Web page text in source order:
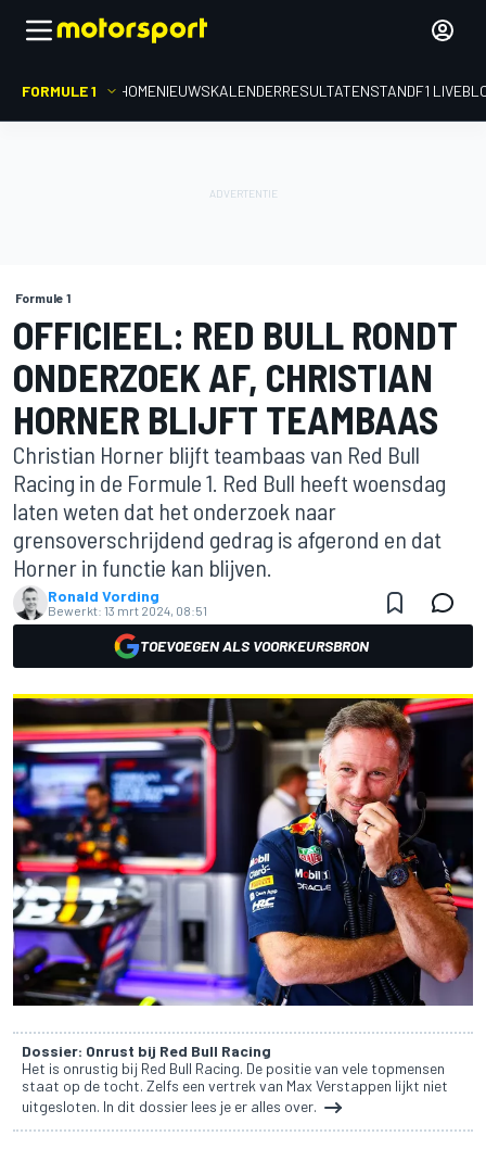
FORMULE 1 HOMENIEUWSKALENDERRESULTATENSTANDF1
Formule 1
OFFICIEEL: RED BULL RONDT
ONDERZOEK AF, CHRISTIAN
HORNER BLIJFT TEAMBAAS
Christian Horner blijft teambaas van Red Bull
Racing in de Formule 1. Red Bull heeft woensdag
laten weten dat het onderzoek naar
grensoverschrijdend gedrag is afgerond en dat
Horner in functie kan blijven.
Ronald Vording
Bewerkt: 13 mrt 2024, 08:51
TOEVOEGEN ALS VOORKEURSBRON
Dossier: Onrust bij Red Bull Racing
Het is onrustig bij Red Bull Racing. De positie van vele topmensen
staat op de tocht. Zelfs een vertrek van Max Verstappen lijkt niet
uitgesloten. In dit dossier lees je er alles over.